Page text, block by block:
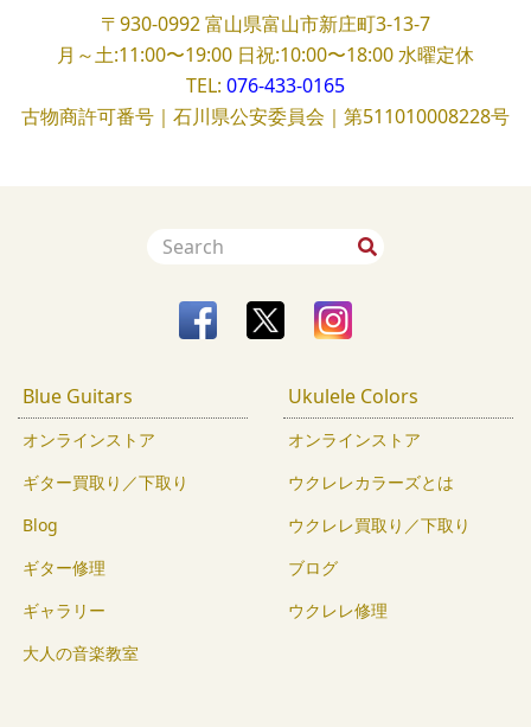
〒930-0992富山県富山市新庄町3-13-7
月～土:11:00〜19:00 日祝:10:00〜18:00水曜定休
TEL: 076-433-0165
古物商許可番号｜石川県公安委員会｜第511010008228号
Blue Guitars
オンラインストア
ギター買取り／下取り
Blog
ギター修理
ギャラリー
大人の音楽教室
Ukulele Colors
オンラインストア
ウクレレカラーズとは
ウクレレ買取り／下取り
ブログ
ウクレレ修理